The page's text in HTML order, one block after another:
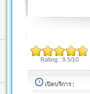
Rating : 9.5/10
เปิดบริการ :